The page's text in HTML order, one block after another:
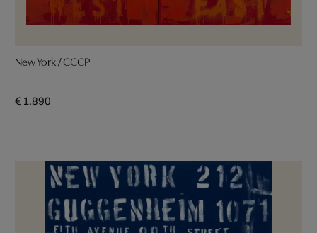
New York / CCCP
€ 1.890